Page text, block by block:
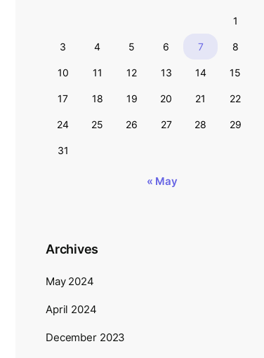
1
3 4 5 6 7 8
10 11 12 13 14 15
17 18 19 20 21 22
24 25 26 27 28 29
31
« May
Archives
May 2024
April 2024
December 2023